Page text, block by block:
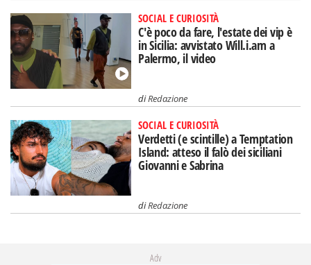
SOCIAL E CURIOSITÀ
C'è poco da fare, l'estate dei vip è
in Sicilia: avvistato Will.i.am a
Palermo, il video
diRedazione
SOCIAL E CURIOSITÀ
Verdetti (e scintille) a Temptation
Island: atteso il falò dei siciliani
Giovanni e Sabrina
diRedazione
Adv